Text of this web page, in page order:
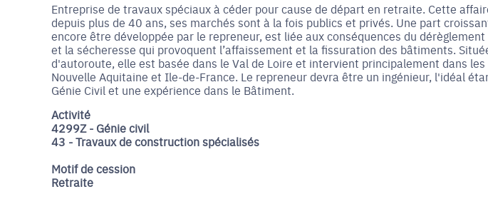
Entreprise de travaux spéciaux à céder pour cause de départ en retraite. Cette
depuis plus de 40 ans, ses marchés sont à la fois publics et privés. Une part
encore être développée par le repreneur, est liée aux conséquences du
et la sécheresse qui provoquent l’affaissement et la fissuration des bâtiments.
d'autoroute, elle est basée dans le Val de Loire et intervient principalement dans
Nouvelle Aquitaine et Ile-de-France. Le repreneur devra être un ingénieur, l'idéal
Génie Civil et une expérience dans le Bâtiment.
Activité
4299Z - Génie civil
43 - Travaux de construction spécialisés
Motif de cession
Retraite